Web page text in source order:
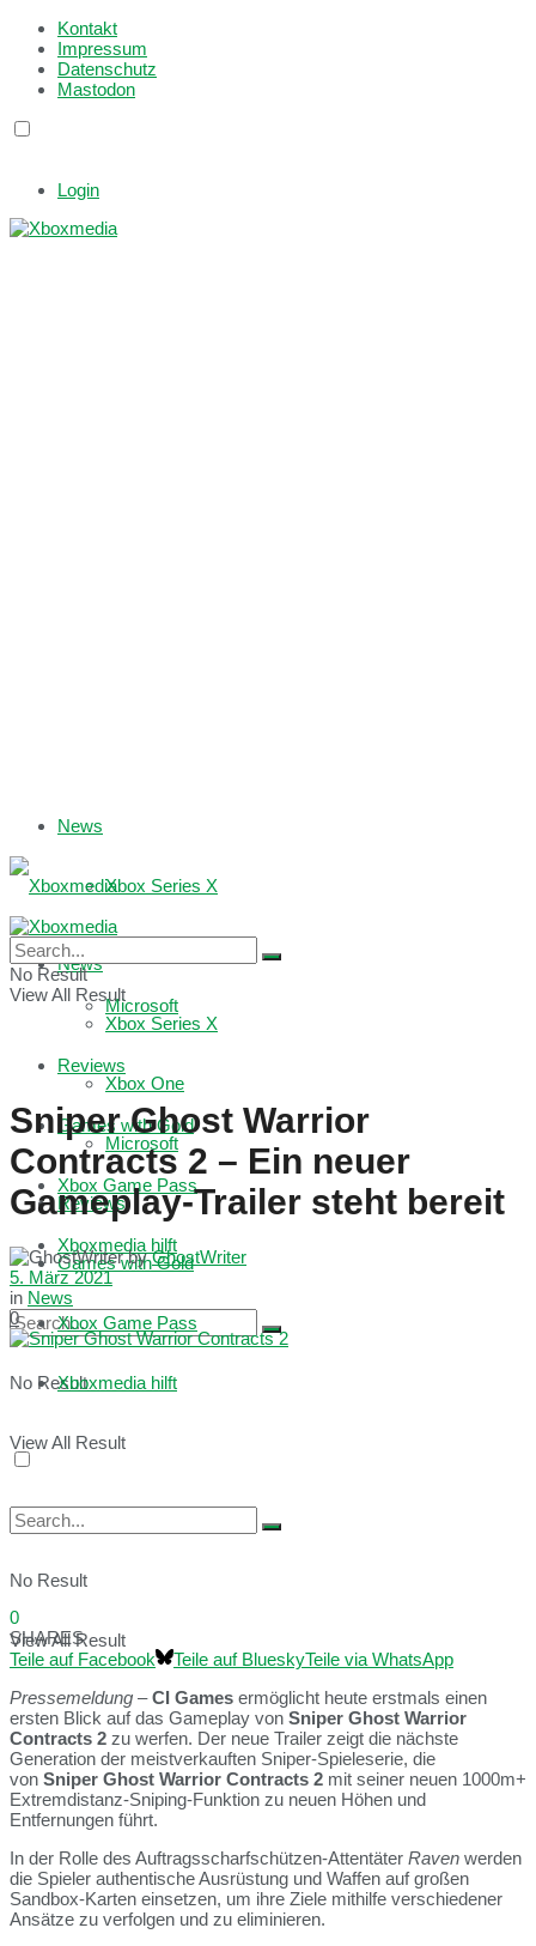
Kontakt
Impressum
Datenschutz
Mastodon
Login
News
Xbox Series X
Microsoft
Reviews
Games with Gold
Xbox Game Pass
Xboxmedia hilft
No Result
View All Result
News
Xbox Series X
Xbox One
Microsoft
Reviews
Games with Gold
Xbox Game Pass
Xboxmedia hilft
No Result
View All Result
No Result
View All Result
Sniper Ghost Warrior
Contracts 2 – Ein neuer
Gameplay-Trailer steht bereit
by GhostWriter
5. März 2021
in News
0
0
SHARES
Teile auf Facebook
Teile auf BlueskyTeile via WhatsApp
Pressemeldung –CI Games ermöglicht heute erstmals einen
ersten Blick auf das Gameplay von Sniper Ghost Warrior
Contracts 2 zu werfen. Der neue Trailer zeigt die nächste
Generation der meistverkauften Sniper-Spieleserie, die
von Sniper Ghost Warrior Contracts 2 mit seiner neuen 1000m+
Extremdistanz-Sniping-Funktion zu neuen Höhen und
Entfernungen führt.
In der Rolle des Auftragsscharfschützen-Attentäter Raven werden
die Spieler authentische Ausrüstung und Waffen auf großen
Sandbox-Karten einsetzen, um ihre Ziele mithilfe verschiedener
Ansätze zu verfolgen und zu eliminieren.